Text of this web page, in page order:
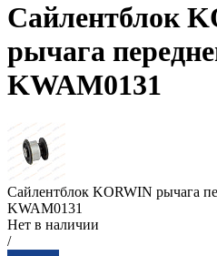
Сайлентблок
рычага
KWAM0131
Сайлентблок KORWIN рычага
KWAM0131
Нет в наличии
/